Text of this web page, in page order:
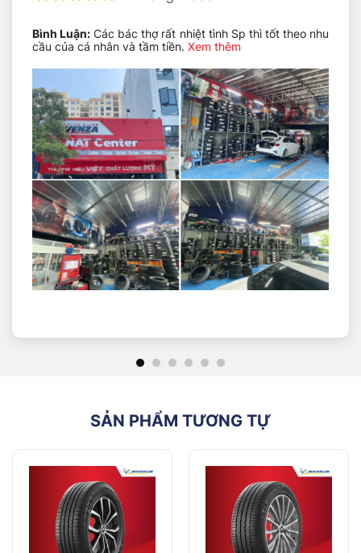
NAT Center – Địa chỉ thay lốp xe uy tín
Lốp Michelin 215/45R18 Primacy 4 ST so
với các dòng lốp cùng phân khúc – NAT
Center
Những mẫu xe tương thích với lốp 215/45R18
Kích thước 215/45R18 tương thích hoàn hảo với nhiều
dòng sedan thể thao và hatchback hiệu suất cao:
Honda:Civic RS, Civic Hatchback thể thao
Mazda:Mazda 3 Sport, Mazda 3 phiên bản cao
cấp
Hyundai:Elantra Sport, Veloster (một số phiên bản)
Kia:K3 GT, Cerato phiên bản Sport
Với chỉ số tải trọng 93 (tương đương khả năng chịu tải
mẫu lốp 4 ST kích thước 215/45R18 đáp ứng tốt hơn
người lái yêu cầu cao về cả cảm giác lái và an toàn.
215/45R18 hoặc lốp Michelin 205/65R16 chính hãng
tại NAT Center để đảm bảo về chất lượng và được
hưởng chế độ bảo hành rõ ràng. Bên cạnh đó, khách
hàng cần so sánh đặc tính kỹ thuật của vỏ mới với
thông số khuyến nghị của nhà phát hành để chọn
đúng lốp cho xe.
Bình Luận: Các bác thợ rất nhiệt tình Sp thì tốt theo nhu
cầu của cá nhân và tầm tiền. Xem thêm
SẢN PHẨM TƯƠNG TỰ